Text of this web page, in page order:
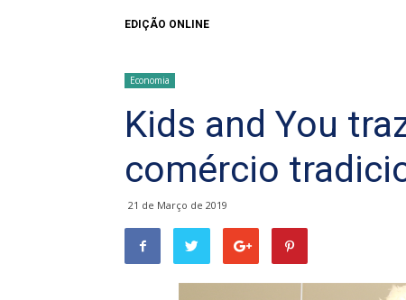
EDIÇÃO ONLINE
Economia
Kids and You
comércio
21 de Março de 2019